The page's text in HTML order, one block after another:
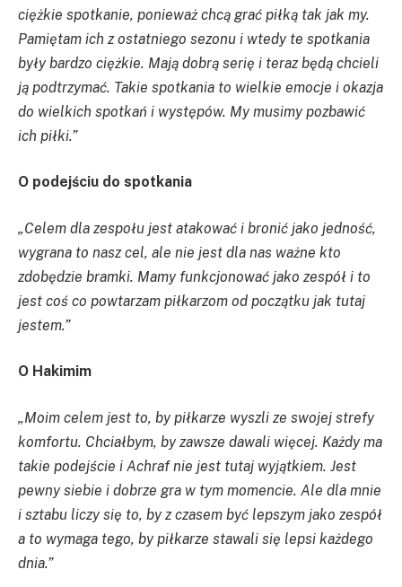
ciężkie spotkanie, ponieważ chcą grać piłką tak jak my.
Pamiętam ich z ostatniego sezonu i wtedy te spotkania
były bardzo ciężkie. Mają dobrą serię i teraz będą chcieli
ją podtrzymać. Takie spotkania to wielkie emocje i okazja
do wielkich spotkań i występów. My musimy pozbawić
ich piłki.”
O podejściu do spotkania
„Celem dla zespołu jest atakować i bronić jako jedność,
wygrana to nasz cel, ale nie jest dla nas ważne kto
zdobędzie bramki. Mamy funkcjonować jako zespół i to
jest coś co powtarzam piłkarzom od początku jak tutaj
jestem.”
O Hakimim
„Moim celem jest to, by piłkarze wyszli ze swojej strefy
komfortu. Chciałbym, by zawsze dawali więcej. Każdy ma
takie podejście i Achraf nie jest tutaj wyjątkiem. Jest
pewny siebie i dobrze gra w tym momencie. Ale dla mnie
i sztabu liczy się to, by z czasem być lepszym jako zespół
a to wymaga tego, by piłkarze stawali się lepsi każdego
dnia.”